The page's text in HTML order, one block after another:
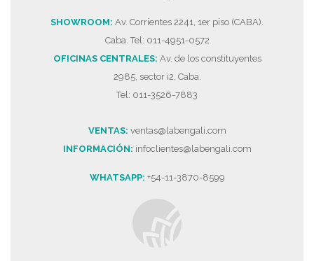
SHOWROOM: Av. Corrientes 2241, 1er piso (CABA).
Caba. Tel: 011-4951-0572
OFICINAS CENTRALES: Av. de los constituyentes
2985, sector i2, Caba.
Tel: 011-3526-7883
VENTAS: ventas@labengali.com
INFORMACIÓN: infoclientes@labengali.com
WHATSAPP: +54-11-3870-8599